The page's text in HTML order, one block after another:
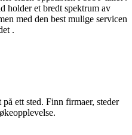
holder et bredt spektrum av
med den best mulige servicen
.
ett sted. Finn firmaer, steder